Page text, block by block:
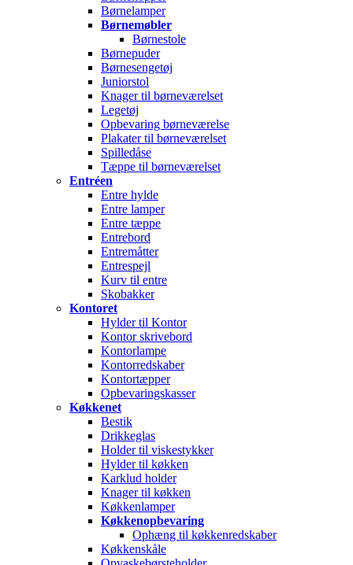
Børnelamper
Børnemøbler
Børnestole
Børnepuder
Børnesengetøj
Juniorstol
Knager til børneværelset
Legetøj
Opbevaring børneværelse
Plakater til børneværelset
Spilledåse
Tæppe til børneværelset
Entréen
Entre hylde
Entre lamper
Entre tæppe
Entrebord
Entremåtter
Entrespejl
Kurv til entre
Skobakker
Kontoret
Hylder til Kontor
Kontor skrivebord
Kontorlampe
Kontorredskaber
Kontortæpper
Opbevaringskasser
Køkkenet
Bestik
Drikkeglas
Holder til viskestykker
Hylder til køkken
Karklud holder
Knager til køkken
Køkkenlamper
Køkkenopbevaring
Ophæng til køkkenredskaber
Køkkenskåle